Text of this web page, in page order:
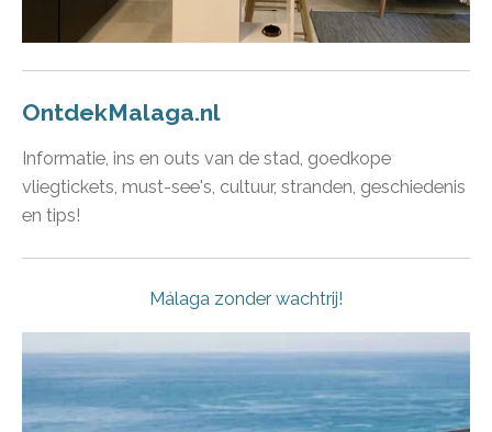
OntdekMalaga.nl
Informatie, ins en outs van de stad, goedkope
vliegtickets, must-see's, cultuur, stranden, geschiedenis
en tips!
Málaga zonder wachtrij!